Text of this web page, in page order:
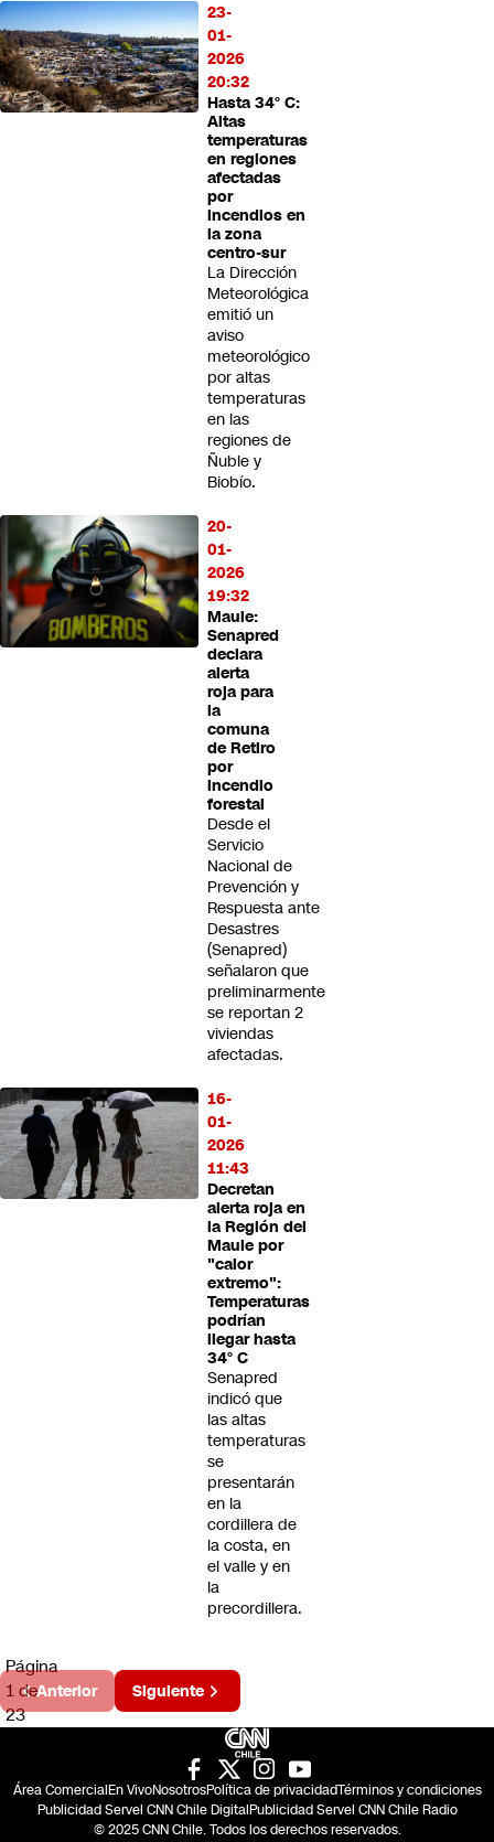
23-
01-
2026
20:32
Hasta 34° C:
Altas
temperaturas
en regiones
afectadas
por
incendios en
la zona
centro-sur
La Dirección
Meteorológica
emitió un
aviso
meteorológico
por altas
temperaturas
en las
regiones de
Ñuble y
Biobío.
20-
01-
2026
19:32
Maule:
Senapred
declara
alerta
roja para
la
comuna
de Retiro
por
incendio
forestal
Desde el
Servicio
Nacional de
Prevención y
Respuesta ante
Desastres
(Senapred)
señalaron que
preliminarmente
se reportan 2
viviendas
afectadas.
16-
01-
2026
11:43
Decretan
alerta roja en
la Región del
Maule por
"calor
extremo":
Temperaturas
podrían
llegar hasta
34° C
Senapred
indicó que
las altas
temperaturas
se
presentarán
en la
cordillera de
la costa, en
el valle y en
la
precordillera.
Página
1 de
23
Anterior Siguiente
Área ComercialEn VivoNosotrosPolítica de privacidadTérminos y condiciones
Publicidad Servel CNN Chile DigitalPublicidad Servel CNN Chile Radio
© 2025 CNN Chile. Todos los derechos reservados.